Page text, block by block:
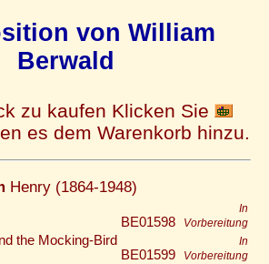
von William
Berwald
zu kaufen Klicken Sie
es dem Warenkorb hinzu.
Henry (1864-1948)
BE01598
In
Vorbereitung
the Mocking-Bird
BE01599
In
Vorbereitung